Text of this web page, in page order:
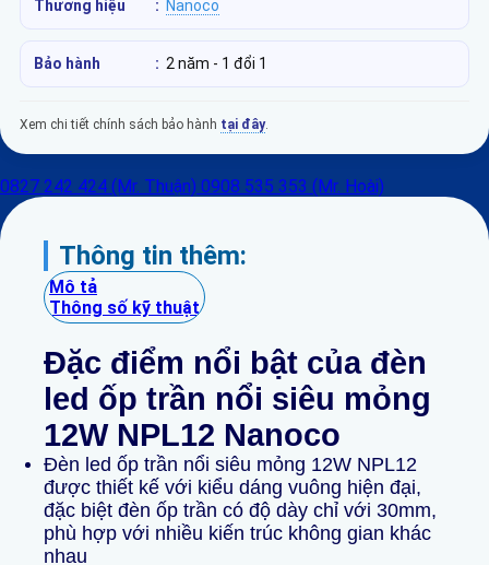
Thương hiệu : Nanoco
Bảo hành : 2 năm - 1 đổi 1
Xem chi tiết chính sách bảo hành tại đây.
0827 242 424 (Mr. Thuận) 0908 535 353 (Mr. Hoài)
Thông tin thêm:
Mô tả
Thông số kỹ thuật
Đặc điểm nổi bật của đèn
led ốp trần nổi siêu mỏng
12W NPL12 Nanoco
Đèn led ốp trần nổi siêu mỏng 12W NPL12
được thiết kế với kiểu dáng vuông hiện đại,
đặc biệt đèn ốp trần có độ dày chỉ với 30mm,
phù hợp với nhiều kiến trúc không gian khác
nhau